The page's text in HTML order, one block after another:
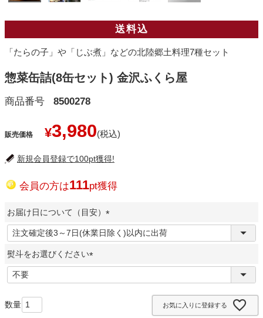
送料込
「たらの子」や「じぶ煮」などの北陸郷土料理7種セット
惣菜缶詰(8缶セット) 金沢ふくら屋
商品番号 8500278
販売価格 ¥3,980
新規会員登録で100pt獲得!
会員の方は111pt獲得
お届け日について（目安）
(
必
)
熨斗をお選びください
必
お気に入りに登録する